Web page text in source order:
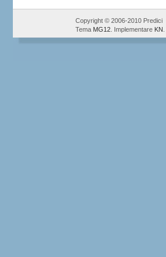
Copyright © 2006-2010 Predici
Tema MG12 . Implementare KN